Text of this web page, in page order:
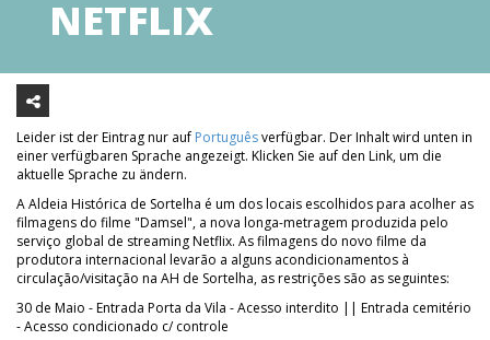
NETFLIX
Leider ist der Eintrag nur auf Portuguêsverfügbar. Der Inhalt wird unten in
einer verfügbaren Sprache angezeigt. Klicken Sie auf den Link, um die
aktuelle Sprache zu ändern.
A Aldeia Histórica de Sortelha é um dos locais escolhidos para acolher as
filmagens do filme "Damsel", a nova longa-metragem produzida pelo
serviço global de streaming Netflix. As filmagens do novo filme da
produtora internacional levarão a alguns acondicionamentos à
circulação/visitação na AH de Sortelha, as restrições são as seguintes:
30 de Maio - Entrada Porta da Vila - Acesso interdito || Entrada cemitério
- Acesso condicionado c/ controle